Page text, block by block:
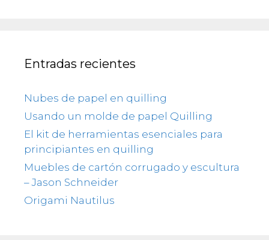
Entradas recientes
Nubes de papel en quilling
Usando un molde de papel Quilling
El kit de herramientas esenciales para
principiantes en quilling
Muebles de cartón corrugado y escultura
– Jason Schneider
Origami Nautilus